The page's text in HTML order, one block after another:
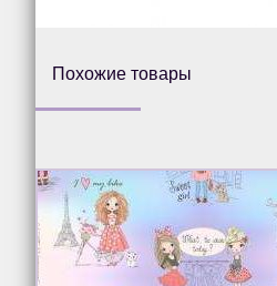
Похожие товары